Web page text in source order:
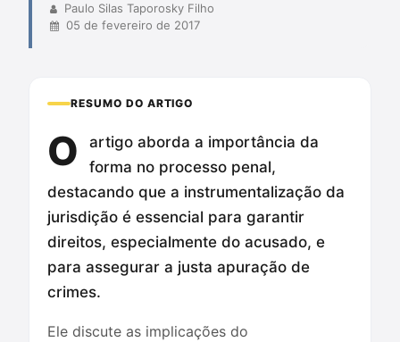
Paulo Silas Taporosky Filho
05 de fevereiro de 2017
RESUMO DO ARTIGO
O
artigo aborda a importância da
forma no processo penal,
destacando que a instrumentalização da
jurisdição é essencial para garantir
direitos, especialmente do acusado, e
para assegurar a justa apuração de
crimes.
Ele discute as implicações do